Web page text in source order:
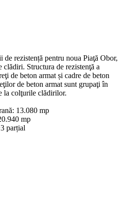
rezistență pentru noua Piaţă Obor,
Structura de rezistenţă a
de beton armat și cadre de beton
de beton armat sunt grupaţi în
la colţurile clădirilor.
13.080 mp
mp
parțial